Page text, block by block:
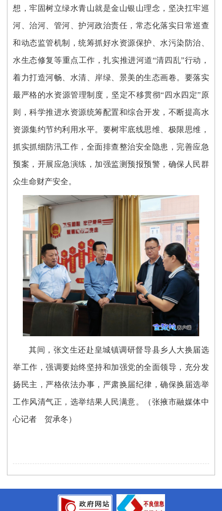
想，牢固树立绿水青山就是金山银山理念，坚决扛牢巡
河、治河、管河、护河政治责任，常态化落实日常巡查
和动态监管机制，统筹抓好水资源保护、水污染防治、
水生态修复等重点工作，扎实推进河道“清四乱”行动，
着力打造河畅、水清、岸绿、景美的生态画卷。要落实
最严格的水资源管理制度，坚定不移贯彻“四水四定”原
则，科学推进水资源统筹配置和综合开发，不断提高水
资源集约节约利用水平。要树牢底线思维、极限思维，
抓实抓细防汛工作，全面排查整治安全隐患，完善应急
预案，开展应急演练，加强监测预报预警，确保人民群
众生命财产安全。
其间，张文生还赴皇城镇调研督导县乡人大换届选
举工作，强调要始终坚持和加强党的全面领导，充分发
扬民主，严格依法办事，严肃换届纪律，确保换届选举
工作风清气正，选举结果人民满意。（张掖市融媒体中
心记者 贺承冬）